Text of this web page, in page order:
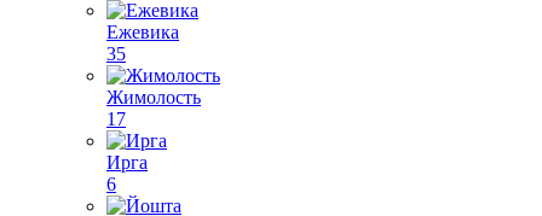
Ежевика
35
Жимолость
17
Ирга
6